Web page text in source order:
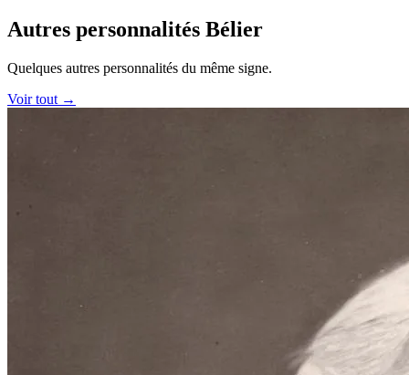
Autres personnalités Bélier
Quelques autres personnalités du même signe.
Voir tout →